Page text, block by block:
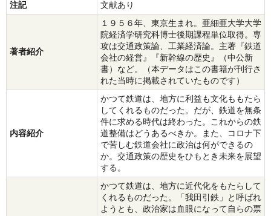
注記
文献あり
著者紹介
１９５６年、東京生まれ。亜細亜大学大学
院経済学研究科博士後期課程単位取得。専
攻は交通政策論、工業経済論。主著『鉄道
会社の経営』『新幹線の歴史』（中公新
書）など。（本データはこの書籍が刊行さ
れた当時に掲載されていたものです）
内容紹介
かつて鉄道は、地方に利益も文化ももたら
してくれるものだった。だが、鉄道を無条
件に求める時代は終わった。これからの鉄
道整備はどうあるべきか。また、コロナ下
で苦しむ鉄道会社に政治は何ができるの
か。交通政策の歴史をひもとき未来を展望
する。
かつて鉄道は、地方に近代化をもたらして
くれるものだった。「我田引鉄」と呼ばれ
ようとも、政治家は血眼になって自らの票